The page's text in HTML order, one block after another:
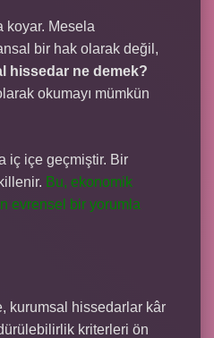
koyar. Mesela
bir hak olarak değil,
hissedar ne demek?
okumayı mümkün
iç içe geçmiştir. Bir
Bu, ekonomik
evrensel bir yorumla
kurumsal hissedarlar kâr
kriterleri ön